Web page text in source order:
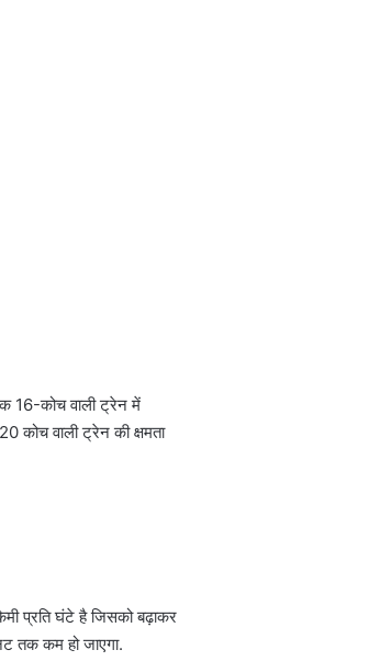
16-कोच वाली ट्रेन में
कोच वाली ट्रेन की क्षमता
प्रति घंटे है जिसको बढ़ाकर
तक कम हो जाएगा.